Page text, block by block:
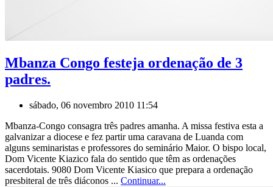
Mbanza Congo festeja ordenação de 3
padres.
sábado, 06 novembro 2010 11:54
Mbanza-Congo consagra três padres amanha. A missa festiva esta a
galvanizar a diocese e fez partir uma caravana de Luanda com
alguns seminaristas e professores do seminário Maior. O bispo local,
Dom Vicente Kiazico fala do sentido que têm as ordenações
sacerdotais. 9080 Dom Vicente Kiasico que prepara a ordenação
presbiteral de três diáconos ... Continuar...